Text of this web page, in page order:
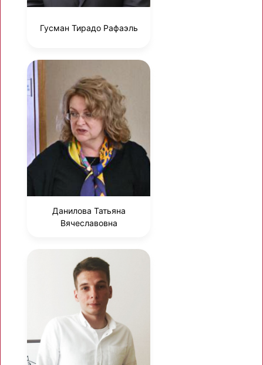
Гусман Тирадо Рафаэль
Данилова Татьяна
Вячеславовна